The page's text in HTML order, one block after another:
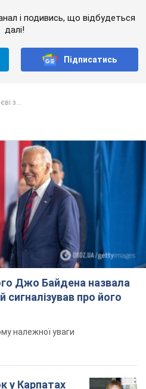
і подивись, що відбудеться
далі!
Підписатись
з...
Джо Байдена назвала
про його
належної уваги
у Карпатах